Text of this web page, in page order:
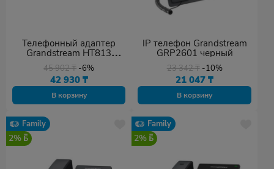
Телефонный адаптер
Grandstream HT813
черный
45 902₸ -6%
42 930 ₸
В корзину
IP телефон Grandstream
GRP2601 черный
23 342₸ -10%
21 047₸
В корзину
Family
2%
Family
2%